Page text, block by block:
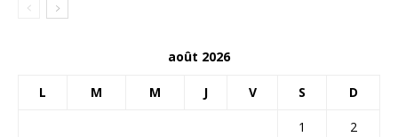
août 2026
L M M J V S D
1
2